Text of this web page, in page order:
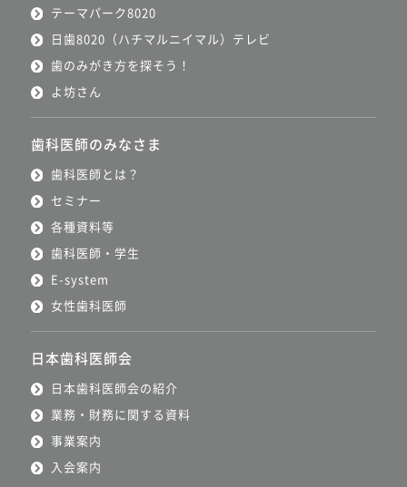
テーマパーク8020
日歯8020（ハチマルニイマル）テレビ
歯のみがき方を探そう！
よ坊さん
歯科医師のみなさま
歯科医師とは？
セミナー
各種資料等
歯科医師・学生
E-system
女性歯科医師
日本歯科医師会
日本歯科医師会の紹介
業務・財務に関する資料
事業案内
入会案内